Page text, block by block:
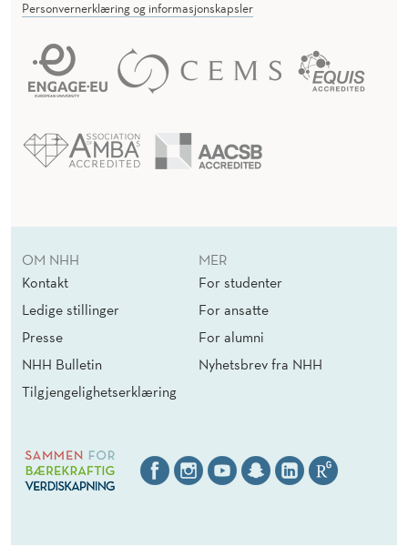
Personvernerklæring og informasjonskapsler
OM NHH
Kontakt
Ledige stillinger
Presse
NHH Bulletin
Tilgjengelighetserklæring
MER
For studenter
For ansatte
For alumni
Nyhetsbrev fra NHH